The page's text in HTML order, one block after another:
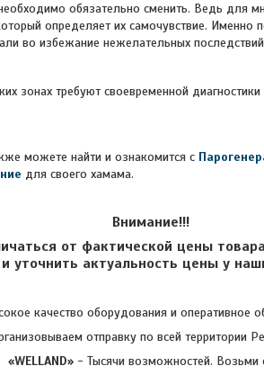
обязательно сменить. Ведь для
определяет их самочувствие. Именно
во избежание нежелательных
требуют своевременной диагностики
можете найти и ознакомится с
для своего хамама.
Внимание!!!
от фактической цены
уточнить актуальность цены у
качество оборудования и оперативное
отправку по всей территории
«WELLAND»- Тысячи возможностей. Возьми